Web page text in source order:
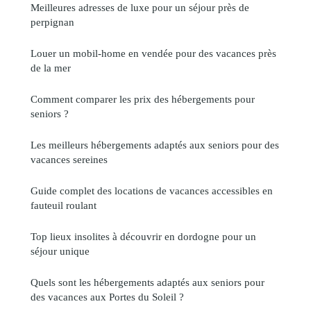
Meilleures adresses de luxe pour un séjour près de
perpignan
Louer un mobil-home en vendée pour des vacances près
de la mer
Comment comparer les prix des hébergements pour
seniors ?
Les meilleurs hébergements adaptés aux seniors pour des
vacances sereines
Guide complet des locations de vacances accessibles en
fauteuil roulant
Top lieux insolites à découvrir en dordogne pour un
séjour unique
Quels sont les hébergements adaptés aux seniors pour
des vacances aux Portes du Soleil ?